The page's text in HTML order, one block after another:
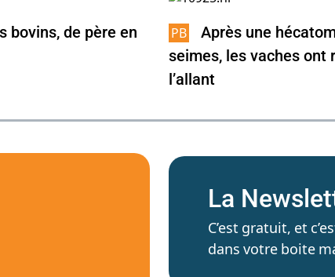
bovins, de père en
Après une
seimes, les vaches ont
l’allant
La
C’est gratuit, et
dans votre boite